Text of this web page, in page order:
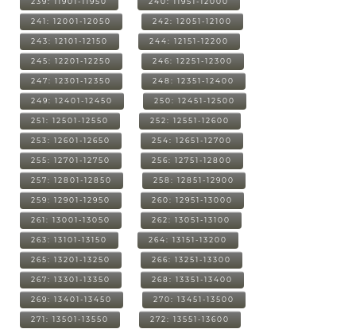
241: 12001-12050 242: 12051-12100
243: 12101-12150 244: 12151-12200
245: 12201-12250 246: 12251-12300
247: 12301-12350 248: 12351-12400
249: 12401-12450 250: 12451-12500
251: 12501-12550 252: 12551-12600
253: 12601-12650 254: 12651-12700
255: 12701-12750 256: 12751-12800
257: 12801-12850 258: 12851-12900
259: 12901-12950 260: 12951-13000
261: 13001-13050 262: 13051-13100
263: 13101-13150 264: 13151-13200
265: 13201-13250 266: 13251-13300
267: 13301-13350 268: 13351-13400
269: 13401-13450 270: 13451-13500
271: 13501-13550 272: 13551-13600